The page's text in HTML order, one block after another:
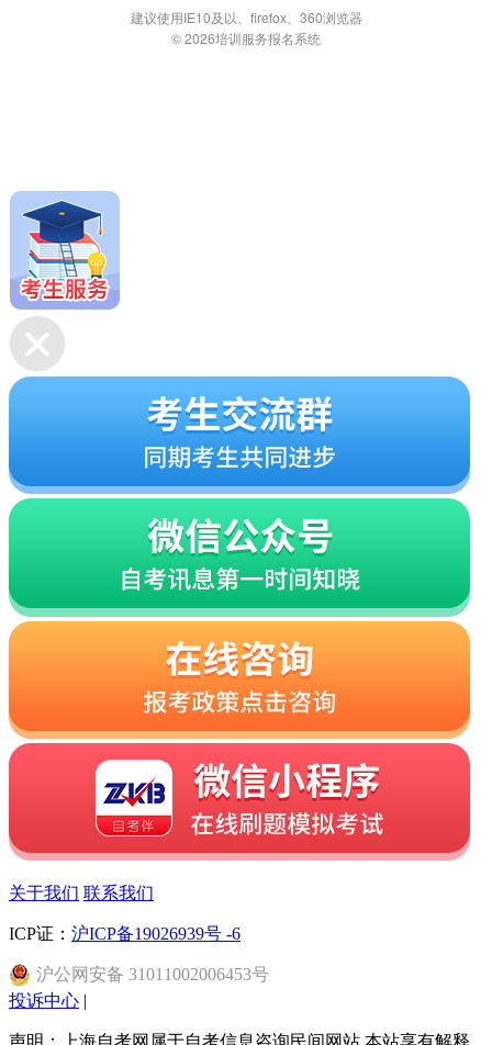
关于我们 联系我们
ICP证： 沪ICP备19026939号 -6
沪公网安备 31011002006453号
投诉中心 |
声明：上海自考网属于自考信息咨询民间网站 本站享有解释